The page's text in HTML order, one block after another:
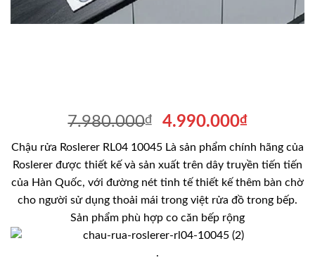
7.980.000₫
Giá
là:
7.980.000₫.
4.990.000₫Giá
tại
là:
Chậu rửa Roslerer RL04 10045 Là sản phẩm chính hãng của
Roslerer được thiết kế và sản xuất trên dây truyền tiến tiến
của Hàn Quốc, với đường nét tinh tế thiết kế thêm bàn chờ
cho người sử dụng thoải mái trong việt rửa đồ trong bếp.
Sản phẩm phù hợp co căn bếp rộng
.